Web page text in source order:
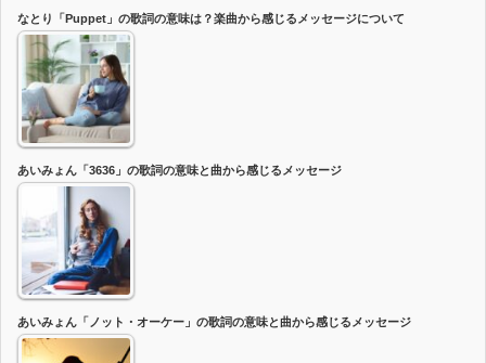
なとり「Puppet」の歌詞の意味は？楽曲から感じるメッセージについて
あいみょん「3636」の歌詞の意味と曲から感じるメッセージ
あいみょん「ノット・オーケー」の歌詞の意味と曲から感じるメッセージ